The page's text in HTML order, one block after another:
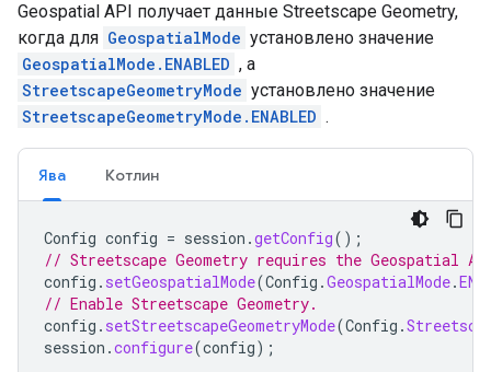
Geospatial API получает данные Streetscape Geometry,
когда для GeospatialMode установлено значение
GeospatialMode.ENABLED , а
StreetscapeGeometryMode установлено значение
StreetscapeGeometryMode.ENABLED .
Ява Котлин
Config config = session .getConfig();
// Streetscape Geometry requires the Geospatial
config . setGeospatialMode(Config .GeospatialMode.
// Enable Streetscape Geometry.
config . setStreetscapeGeometryMode(Config .
session .configure(config);